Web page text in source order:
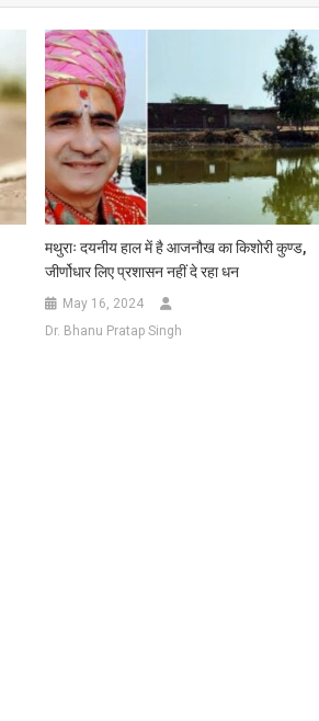
मथुराः दयनीय हाल में है आजनौख का किशोरी कुण्ड,
जीर्णोधार लिए प्रशासन नहीं दे रहा धन
May 16, 2024
Dr. Bhanu Pratap Singh